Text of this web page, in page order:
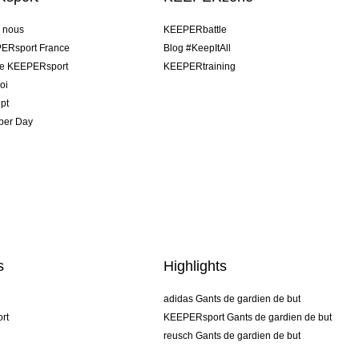
nous
France
KEEPERsport
Day
KEEPERbattle
Blog #KeepItAll
KEEPERtraining
Highlights
adidas Gants de gardien de but
KEEPERsport Gants de gardien de but
reusch Gants de gardien de but